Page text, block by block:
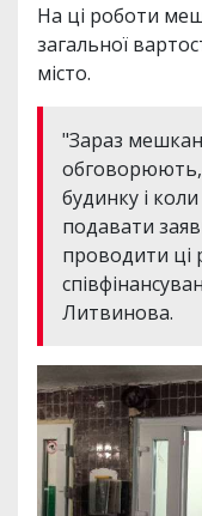
На ці роботи
загальної
місто.
"Зараз
будинку і
подавати
проводити ці
Литвинова.